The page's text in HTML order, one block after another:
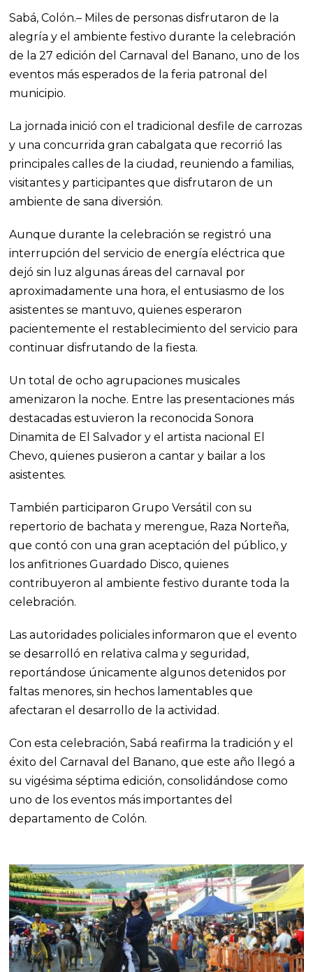
Sabá, Colón.– Miles de personas disfrutaron de la
alegría y el ambiente festivo durante la celebración
de la 27 edición del Carnaval del Banano, uno de los
eventos más esperados de la feria patronal del
municipio.
La jornada inició con el tradicional desfile de carrozas
y una concurrida gran cabalgata que recorrió las
principales calles de la ciudad, reuniendo a familias,
visitantes y participantes que disfrutaron de un
ambiente de sana diversión.
Aunque durante la celebración se registró una
interrupción del servicio de energía eléctrica que
dejó sin luz algunas áreas del carnaval por
aproximadamente una hora, el entusiasmo de los
asistentes se mantuvo, quienes esperaron
pacientemente el restablecimiento del servicio para
continuar disfrutando de la fiesta.
Un total de ocho agrupaciones musicales
amenizaron la noche. Entre las presentaciones más
destacadas estuvieron la reconocida Sonora
Dinamita de El Salvador y el artista nacional El
Chevo, quienes pusieron a cantar y bailar a los
asistentes.
También participaron Grupo Versátil con su
repertorio de bachata y merengue, Raza Norteña,
que contó con una gran aceptación del público, y
los anfitriones Guardado Disco, quienes
contribuyeron al ambiente festivo durante toda la
celebración.
Las autoridades policiales informaron que el evento
se desarrolló en relativa calma y seguridad,
reportándose únicamente algunos detenidos por
faltas menores, sin hechos lamentables que
afectaran el desarrollo de la actividad.
Con esta celebración, Sabá reafirma la tradición y el
éxito del Carnaval del Banano, que este año llegó a
su vigésima séptima edición, consolidándose como
uno de los eventos más importantes del
departamento de Colón.